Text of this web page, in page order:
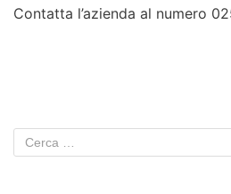
Contatta l’azienda al numero